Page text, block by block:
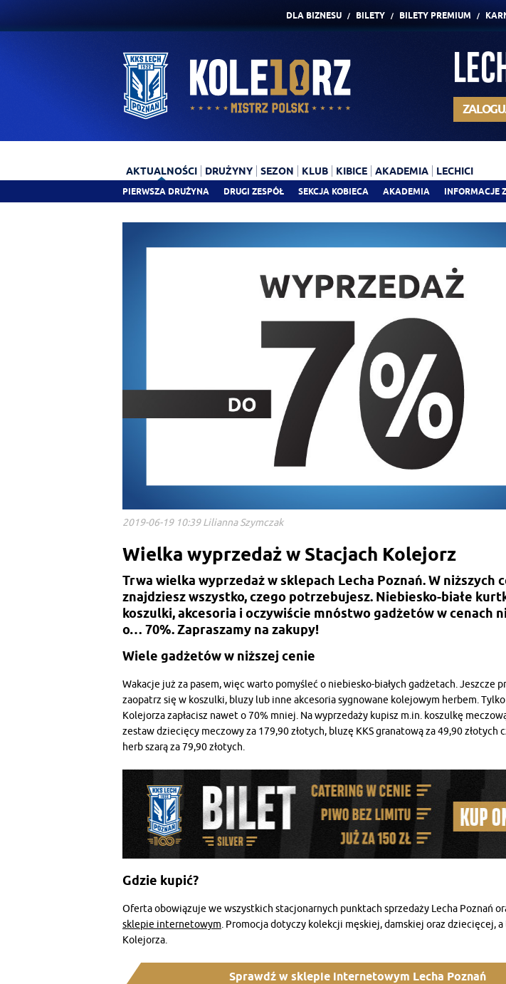
DLA BIZNESU BILETY BILETY PREMIUM
AKTUALNOŚCI
PIERWSZA DRUŻYNA DRUGI ZESPÓŁ SEKCJA KOBIECA AKADEMIA INFORMACJE
DRUŻYNY SEZON KLUB KIBICE AKADEMIA LECHICI
2019-06-19 10:39 Lilianna Szymczak
Wielka wyprzedaż w Stacjach Kolejorz
Trwa wielka wyprzedaż w sklepach Lecha Poznań. W niższych
znajdziesz wszystko, czego potrzebujesz. Niebiesko-białe
koszulki, akcesoria i oczywiście mnóstwo gadżetów w cenach
o… 70%. Zapraszamy na zakupy!
Wiele gadżetów w niższej cenie
Wakacje już za pasem, więc warto pomyśleć o niebiesko-białych gadżetach. Jeszcze
zaopatrz się w koszulki, bluzy lub inne akcesoria sygnowane kolejowym herbem.
Kolejorza zapłacisz nawet o 70% mniej. Na wyprzedaży kupisz m.in. koszulkę
zestaw dziecięcy meczowy za 179,90 złotych, bluzę KKS granatową za 49,90 złotych
herb szarą za 79,90 złotych.
Gdzie kupić?
Oferta obowiązuje we wszystkich stacjonarnych punktach sprzedaży Lecha Poznań
sklepie internetowym. Promocja dotyczy kolekcji męskiej, damskiej oraz dziecięcej,
Kolejorza.
Sprawdź w sklepie internetowym Lecha Poznań